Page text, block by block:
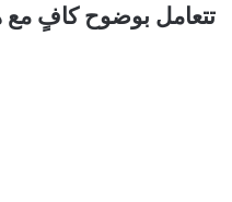
تتعامل بوضوح كافٍ مع